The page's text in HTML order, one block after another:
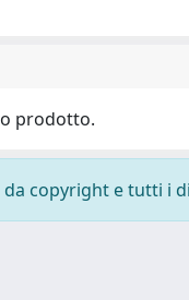
prodotto.
copyright e tutti i